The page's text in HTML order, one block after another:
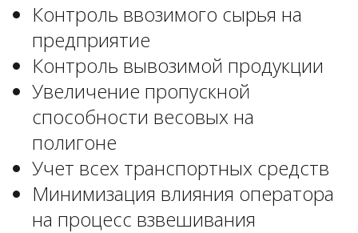
Контроль ввозимого сырья на
предприятие
Контроль вывозимой продукции
Увеличение пропускной
способности весовых на
полигоне
Учет всех транспортных средств
Минимизация влияния оператора
на процесс взвешивания